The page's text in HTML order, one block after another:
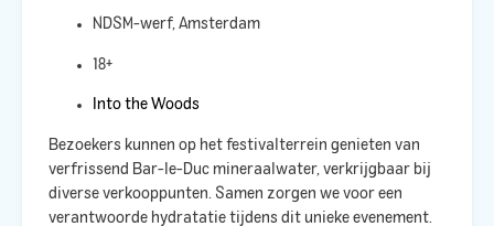
NDSM-werf, Amsterdam
18+
Into the Woods
Bezoekers kunnen op het festivalterrein genieten van
verfrissend Bar-le-Duc mineraalwater, verkrijgbaar bij
diverse verkooppunten. Samen zorgen we voor een
verantwoorde hydratatie tijdens dit unieke evenement.​